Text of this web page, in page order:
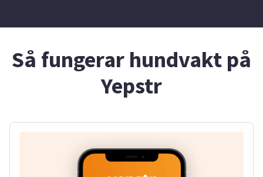
Så fungerar hundvakt på
Yepstr